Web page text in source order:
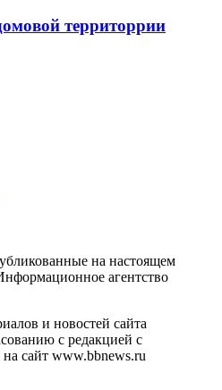
территоррии
на настоящем
агентство
и новостей сайта
с редакцией с
сайт www.bbnews.ru